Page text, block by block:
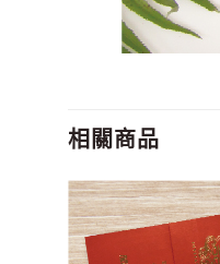
相關商品